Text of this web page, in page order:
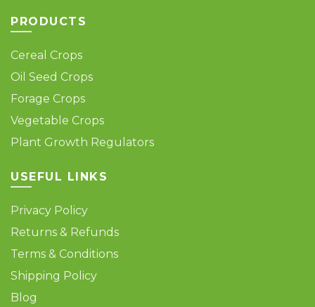
PRODUCTS
Cereal Crops
Oil Seed Crops
Forage Crops
Vegetable Crops
Plant Growth Regulators
USEFUL LINKS
Privacy Policy
Returns & Refunds
Terms & Conditions
Shipping Policy
Blog